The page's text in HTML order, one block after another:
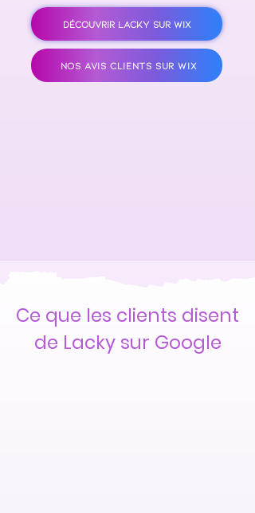
DÉCOUVRIR LACKY SUR WIX
NOS AVIS CLIENTS SUR WIX
Ce que les clients disent
de Lacky sur Google